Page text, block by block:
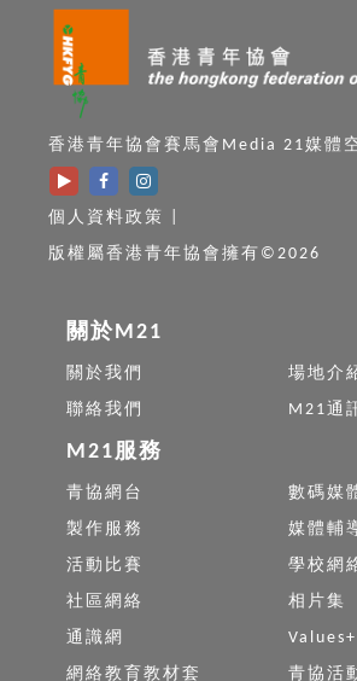
香港青年協會賽馬會Media 21媒體
個人資料政策
版權屬香港青年協會擁有©2026
關於M21
關於我們
場地介
聯絡我們
M21通
M21服務
青協網台
數碼媒
製作服務
媒體輔
活動比賽
學校網
社區網絡
相片集
通識網
Values+
網絡教育教材套
青協活